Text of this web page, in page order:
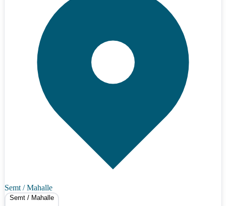
Semt / Mahalle
Semt / Mahalle